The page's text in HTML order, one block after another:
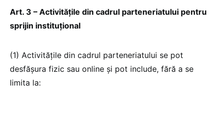
Art. 3 – Activitățile din cadrul parteneriatului pentru
sprijin instituțional
(1) Activitățile din cadrul parteneriatului se pot
desfășura fizic sau online și pot include, fără a se
limita la: